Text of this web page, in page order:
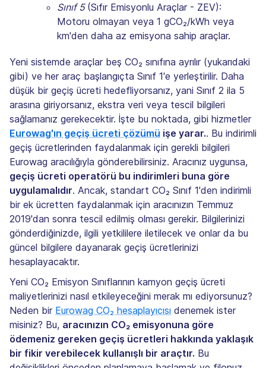
Sınıf 5 (Sıfır Emisyonlu Araçlar - ZEV):
Motoru olmayan veya 1 gCO₂/kWh veya
km'den daha az emisyona sahip araçlar.
Yeni sistemde araçlar beş CO₂ sınıfına ayrılır (yukarıdaki
gibi) ve her araç başlangıçta Sınıf 1'e yerleştirilir. Daha
düşük bir geçiş ücreti hedefliyorsanız, yani Sınıf 2 ila 5
arasına giriyorsanız, ekstra veri veya tescil bilgileri
sağlamanız gerekecektir. İşte bu noktada, gibi hizmetler
Eurowag'ın geçiş ücreti çözümü işe yarar.. Bu indirimli
geçiş ücretlerinden faydalanmak için gerekli bilgileri
Eurowag aracılığıyla gönderebilirsiniz. Aracınız uygunsa,
geçiş ücreti operatörü bu indirimleri buna göre
uygulamalıdır. Ancak, standart CO₂ Sınıf 1'den indirimli
bir ek ücretten faydalanmak için aracınızın Temmuz
2019'dan sonra tescil edilmiş olması gerekir. Bilgilerinizi
gönderdiğinizde, ilgili yetkililere iletilecek ve onlar da bu
güncel bilgilere dayanarak geçiş ücretlerinizi
hesaplayacaktır.
Yeni CO₂ Emisyon Sınıflarının kamyon geçiş ücreti
maliyetlerinizi nasıl etkileyeceğini merak mı ediyorsunuz?
Neden bir Eurowag CO₂ hesaplayıcısı denemek ister
misiniz? Bu, aracınızın CO₂ emisyonuna göre
ödemeniz gereken geçiş ücretleri hakkında yaklaşık
bir fikir verebilecek kullanışlı bir araçtır. Bu